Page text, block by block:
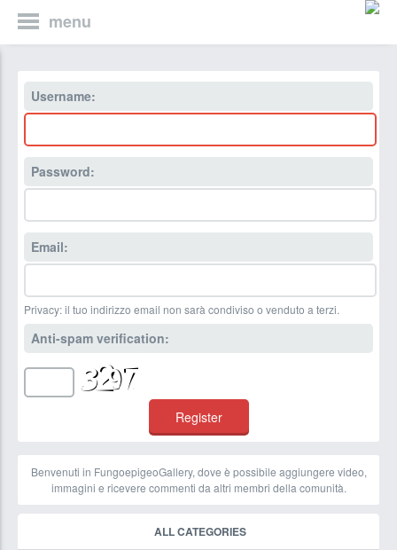
menu
Username:
Password:
Email:
Privacy: il tuo indirizzo email non sarà condiviso o venduto a terzi.
Anti-spam verification:
Benvenuti in FungoepigeoGallery, dove è possibile aggiungere video,
immagini e ricevere commenti da altri membri della comunità.
ALL CATEGORIES